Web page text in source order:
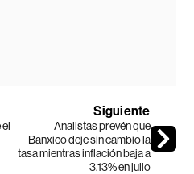
Siguiente
Analistas prevén que
Banxico deje sin cambio la
tasa mientras inflación baja a
3,13% en julio